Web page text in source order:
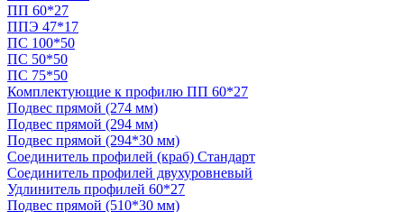
ПП 60*27
ППЭ 47*17
ПС 100*50
ПС 50*50
ПС 75*50
Комплектующие к профилю ПП 60*27
Подвес прямой (274 мм)
Подвес прямой (294 мм)
Подвес прямой (294*30 мм)
Соединитель профилей (краб) Стандарт
Соединитель профилей двухуровневый
Удлинитель профилей 60*27
Подвес прямой (510*30 мм)